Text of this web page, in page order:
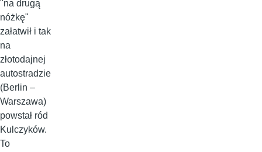
"na drugą
nóżkę"
załatwił i tak
na
złotodajnej
autostradzie
(Berlin –
Warszawa)
powstał ród
Kulczyków.
To